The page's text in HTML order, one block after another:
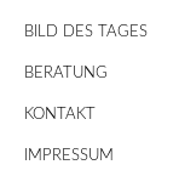
BILD DES TAGES
BERATUNG
KONTAKT
IMPRESSUM